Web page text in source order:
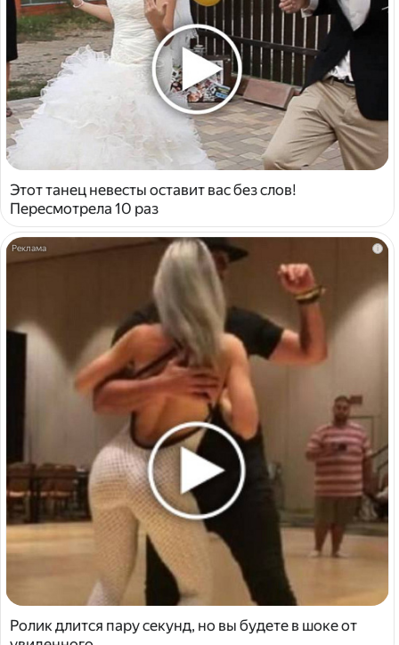
Этот танец невесты оставит вас без слов!
Пересмотрела 10 раз
i
Ролик длится пару секунд, но вы будете в шоке от